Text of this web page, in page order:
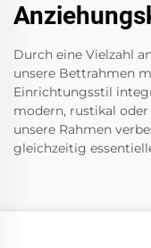
Durch eine Vielzahl
unsere Bettrahmen
Einrichtungsstil
modern, rustikal
unsere Rahmen
gleichzeitig